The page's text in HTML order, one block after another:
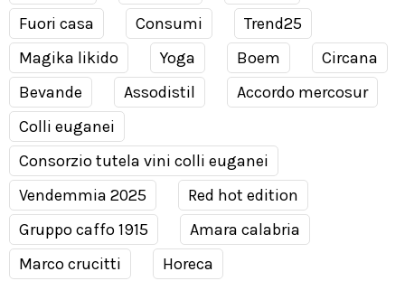
Fuori casa
Consumi
Trend25
Magika likido
Yoga Boem
Circana
Bevande
Assodistil
Accordo mercosur
Colli euganei
Consorzio tutela vini colli euganei
Vendemmia 2025
Red hot edition
Gruppo caffo 1915
Amara calabria
Marco crucitti
Horeca